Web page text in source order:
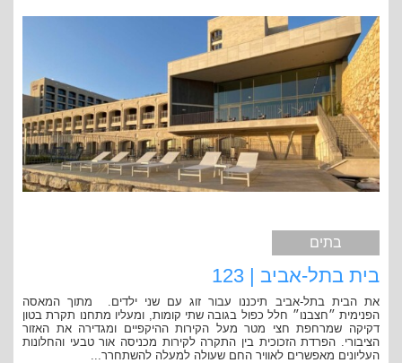
בתים
בית בתל-אביב | 123
את הבית בתל-אביב תיכננו עבור זוג עם שני ילדים. מתוך המאסה
הפנימית ״חצבנו״ חלל כפול בגובה שתי קומות, ומעליו מתחנו תקרת בטון
דקיקה שמרחפת חצי מטר מעל הקירות ההיקפיים ומגדירה את האזור
הציבורי. הפרדת הזכוכית בין התקרה לקירות מכניסה אור טבעי והחלונות
העליונים מאפשרים לאוויר החם שעולה למעלה להשתחרר...